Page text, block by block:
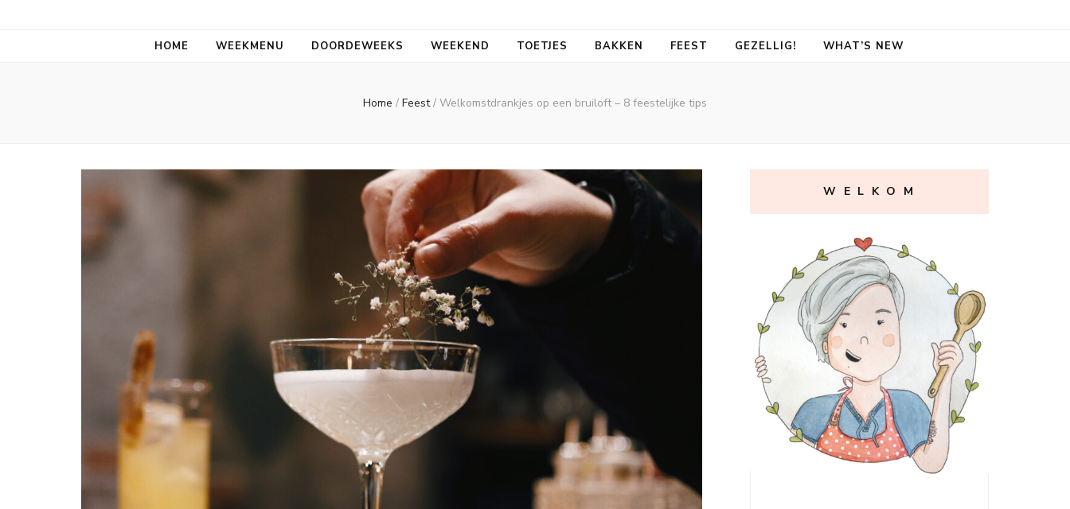
HOME WEEKMENU DOORDEWEEKS WEEKEND TOETJES BAKKEN FEEST GEZELLIG! WHAT’S NEW
Home / Feest/ Welkomstdrankjes op een bruiloft – 8 feestelijke tips
W E L K O M